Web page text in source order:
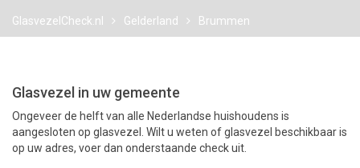
GLASVEZEL ALTERNATIEVEN
GlasvezelCheck.nl Gelderland Brummen
Glasvezel in uw gemeente
Ongeveer de helft van alle Nederlandse huishoudens is
aangesloten op glasvezel. Wilt u weten of glasvezel beschikbaar is
op uw adres, voer dan onderstaande check uit.